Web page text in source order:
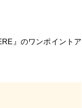
』のワンポイントア